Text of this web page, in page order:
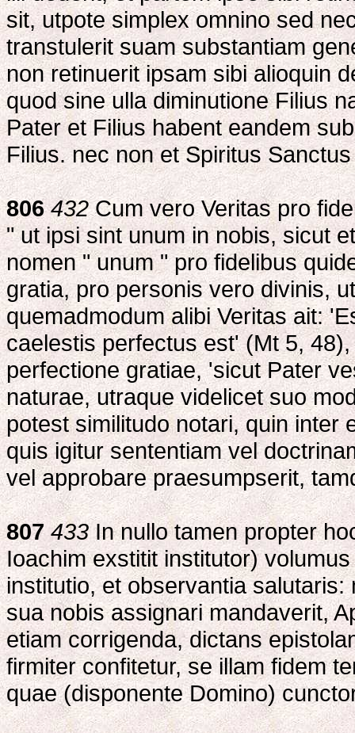
sit, utpote simplex omnino sed
transtulerit suam substantiam
non retinuerit ipsam sibi alioquin
quod sine ulla diminutione Filius
Pater et Filius habent eandem
Filius. nec non et Spiritus
806 432Cum vero Veritas pro
" ut ipsi sint unum in nobis, sicut
nomen " unum " pro fidelibus
gratia, pro personis vero divinis,
quemadmodum alibi Veritas ait:
caelestis perfectus est' (Mt 5,
perfectione gratiae, 'sicut Pater
naturae, utraque videlicet suo
potest similitudo notari, quin inter
quis igitur sententiam vel
vel approbare praesumpserit,
807 433In nullo tamen propter
Ioachim exstitit institutor)
institutio, et observantia
sua nobis assignari mandaverit,
etiam corrigenda, dictans
firmiter confitetur, se illam fidem
quae (disponente Domino)